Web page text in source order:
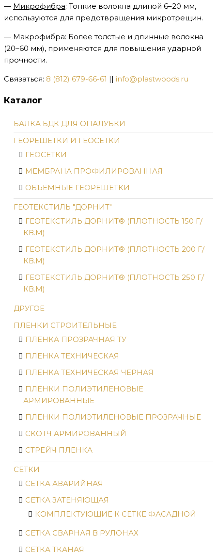
— Микрофибра: Тонкие волокна длиной 6–20 мм,
используются для предотвращения микротрещин.
— Макрофибра: Более толстые и длинные волокна
(20–60 мм), применяются для повышения ударной
прочности.
Связаться: 8 (812) 679-66-61 || info@plastwoods.ru
Каталог
БАЛКА БДК ДЛЯ ОПАЛУБКИ
ГЕОРЕШЕТКИ И ГЕОСЕТКИ
ГЕОСЕТКИ
МЕМБРАНА ПРОФИЛИРОВАННАЯ
ОБЪЕМНЫЕ ГЕОРЕШЕТКИ
ГЕОТЕКСТИЛЬ "ДОРНИТ"
ГЕОТЕКСТИЛЬ ДОРНИТ® (ПЛОТНОСТЬ 150 Г/
КВ.М)
ГЕОТЕКСТИЛЬ ДОРНИТ® (ПЛОТНОСТЬ 200 Г/
КВ.М)
ГЕОТЕКСТИЛЬ ДОРНИТ® (ПЛОТНОСТЬ 250 Г/
КВ.М)
ДРУГОЕ
ПЛЕНКИ СТРОИТЕЛЬНЫЕ
ПЛЕНКА ПРОЗРАЧНАЯ ТУ
ПЛЕНКА ТЕХНИЧЕСКАЯ
ПЛЕНКА ТЕХНИЧЕСКАЯ ЧЕРНАЯ
ПЛЕНКИ ПОЛИЭТИЛЕНОВЫЕ
АРМИРОВАННЫЕ
ПЛЕНКИ ПОЛИЭТИЛЕНОВЫЕ ПРОЗРАЧНЫЕ
СКОТЧ АРМИРОВАННЫЙ
СТРЕЙЧ ПЛЕНКА
СЕТКИ
СЕТКА АВАРИЙНАЯ
СЕТКА ЗАТЕНЯЮЩАЯ
КОМПЛЕКТУЮЩИЕ К СЕТКЕ ФАСАДНОЙ
СЕТКА СВАРНАЯ В РУЛОНАХ
СЕТКА ТКАНАЯ